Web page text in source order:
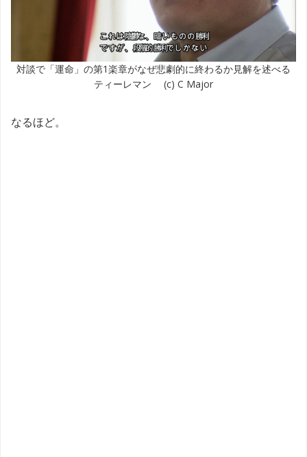
対談で「運命」の第1楽章がなぜ悲劇的に終わるか見解を述べる
ティーレマン (c) C Major
なるほど。